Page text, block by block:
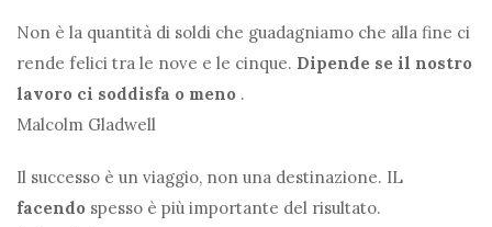
Non è la quantità di soldi che guadagniamo che alla fine ci
rende felici tra le nove e le cinque. Dipende se il nostro
lavoro ci soddisfa o meno .
Malcolm Gladwell
Il successo è un viaggio, non una destinazione. IL
facendo spesso è più importante del risultato.